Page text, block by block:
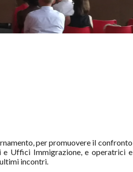
per promuovere il confronto
Uffici Immigrazione, e operatrici e
incontri.